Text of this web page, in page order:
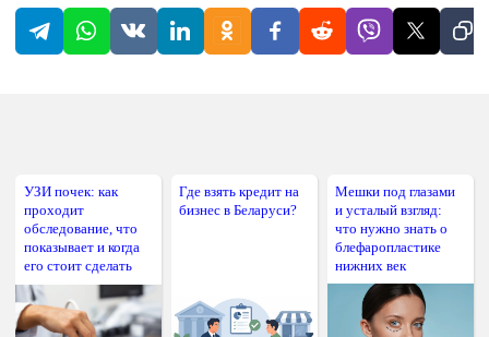
УЗИ почек: как
проходит
обследование, что
показывает и когда
его стоит сделать
Где взять кредит на
бизнес в Беларуси?
Мешки под глазами
и усталый взгляд:
что нужно знать о
блефаропластике
нижних век